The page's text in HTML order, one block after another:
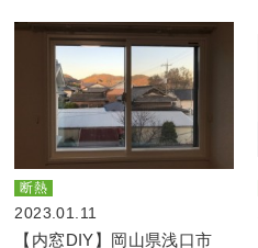
断熱
2023.01.11
【内窓DIY】岡山県浅口市